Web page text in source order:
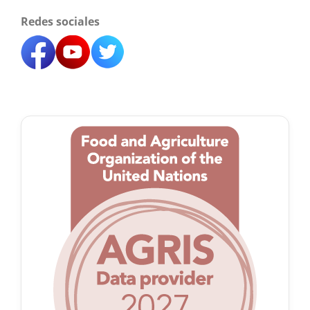
Redes sociales